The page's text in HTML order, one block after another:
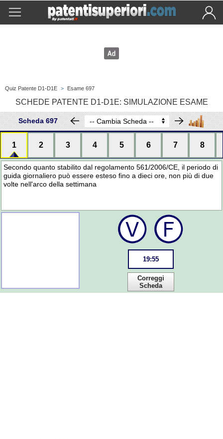
Quiz Patente D1-D1E > Esame 697
SCHEDE PATENTE D1-D1E: SIMULAZIONE ESAME
Scheda 697
1 2 3 4 5 6 7 8
Secondo quanto stabilito dal regolamento 561/2006/CE, il periodo di
guida giornaliero può essere esteso fino a dieci ore, non più di due
volte nell'arco della settimana
19:55
Correggi
Scheda